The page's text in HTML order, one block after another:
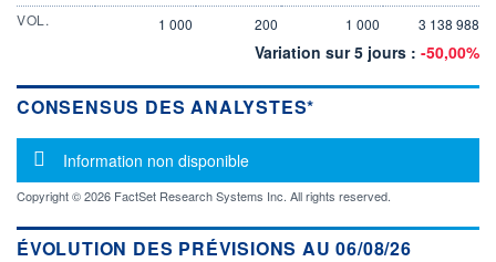
VOL.
1 000 200 1 000 3 138 988
Variation sur 5 jours : -50,00%
CONSENSUS DES ANALYSTES*
Message d'information
Information non disponible
Copyright © 2026 FactSet Research Systems Inc. All rights reserved.
ÉVOLUTION DES PRÉVISIONS AU 06/08/26